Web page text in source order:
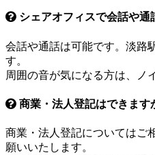
シェアオフィスで会話や通
会話や通話は可能です。淡路
す。
周囲の音が気になる方は、ノ
商業・法人登記はできます
商業・法人登記についてはご
願いいたします。